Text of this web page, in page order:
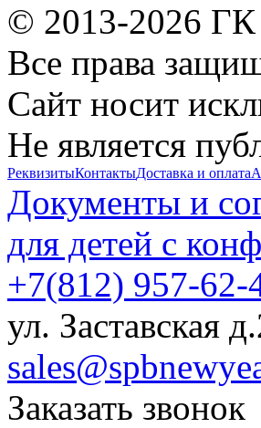
© 2013-2026
Все права
Сайт носит
Не является
РеквизитыКонтактыДоставка и оплата
Документы и
для детей с
+7(812) 957-62-
ул. Заставская
Заказать звонок